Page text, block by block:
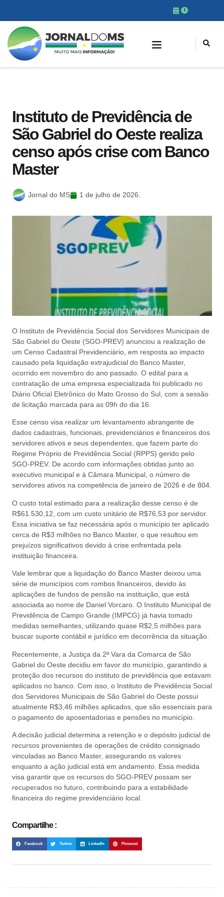
Instituto de Previdência de
São Gabriel do Oeste realiza
censo após crise com Banco
Master
Jornal do MS 1 de julho de 2026.
O Instituto de Previdência Social dos Servidores Municipais de
São Gabriel do Oeste (SGO-PREV) anunciou a realização de
um Censo Cadastral Previdenciário, em resposta ao impacto
causado pela liquidação extrajudicial do Banco Master,
ocorrido em novembro do ano passado. O edital para a
contratação de uma empresa especializada foi publicado no
Diário Oficial Eletrônico do Mato Grosso do Sul, com a sessão
de licitação marcada para as 09h do dia 16.
Esse censo visa realizar um levantamento abrangente de
dados cadastrais, funcionais, previdenciários e financeiros dos
servidores ativos e seus dependentes, que fazem parte do
Regime Próprio de Previdência Social (RPPS) gerido pelo
SGO-PREV. De acordo com informações obtidas junto ao
executivo municipal e à Câmara Municipal, o número de
servidores ativos na competência de janeiro de 2026 é de 804.
O custo total estimado para a realização desse censo é de
R$61.530,12, com um custo unitário de R$76,53 por servidor.
Essa iniciativa se faz necessária após o município ter aplicado
cerca de R$3 milhões no Banco Master, o que resultou em
prejuízos significativos devido à crise enfrentada pela
instituição financeira.
Vale lembrar que a liquidação do Banco Master deixou uma
série de municípios com rombos financeiros, devido às
aplicações de fundos de pensão na instituição, que está
associada ao nome de Daniel Vorcaro. O Instituto Municipal de
Previdência de Campo Grande (IMPCG) já havia tomado
medidas semelhantes, utilizando quase R$2,5 milhões para
buscar suporte contábil e jurídico em decorrência da situação.
Recentemente, a Justiça da 2ª Vara da Comarca de São
Gabriel do Oeste decidiu em favor do município, garantindo a
proteção dos recursos do instituto de previdência que estavam
aplicados no banco. Com isso, o Instituto de Previdência Social
dos Servidores Municipais de São Gabriel do Oeste possui
atualmente R$3,46 milhões aplicados, que são essenciais para
o pagamento de aposentadorias e pensões no município.
A decisão judicial determina a retenção e o depósito judicial de
recursos provenientes de operações de crédito consignado
vinculadas ao Banco Master, assegurando os valores
enquanto a ação judicial está em andamento. Essa medida
visa garantir que os recursos do SGO-PREV possam ser
recuperados no futuro, contribuindo para a estabilidade
financeira do regime previdenciário local.
Compartilhe :
Facebook Twitter LinkedIn Pinterest